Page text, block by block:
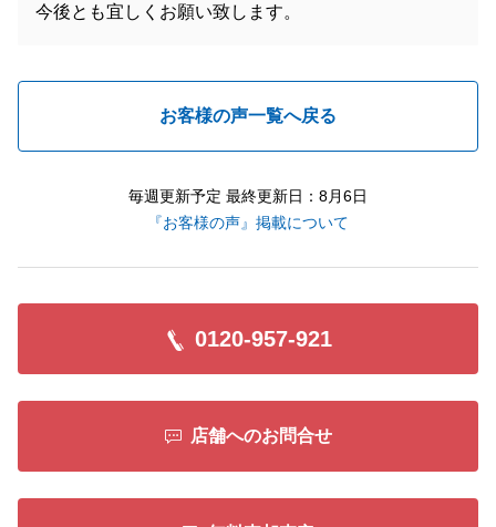
今後とも宜しくお願い致します。
お客様の声一覧へ戻る
毎週更新予定 最終更新日：8月6日
『お客様の声』掲載について
0120-957-921
店舗へのお問合せ